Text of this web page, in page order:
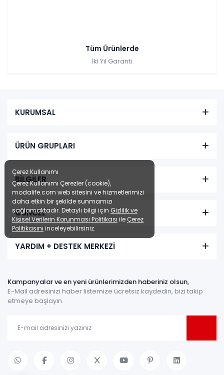
Tüm Ürünlerde
İki Yıl Garanti
KURUMSAL
ÜRÜN GRUPLARI
BİLGİLER
GÜNCEL
YARDIM + DESTEK MERKEZİ
Kampanyalar ve en yeni ürünlerimizden haberiniz olsun,
E-Mail adresinizi haber listemize ücretsiz kaydedin, bizi takip
etmeye başlayın.
Çerez Kullanımı
Çerez Kullanımı Çerezler (cookie),
modalife.com web sitesini ve hizmetlerimizi
daha etkin bir şekilde sunmamızı
sağlamaktadır. Detaylı bilgi için Gizlilik ve
Kişisel Verilerin Korunması Politikası ile Çerez
Politikasını inceleyebilirsiniz.